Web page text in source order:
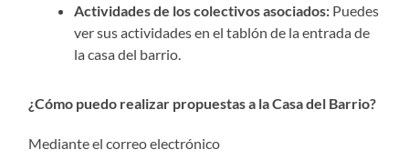
Actividades de los colectivos asociados: Puedes
ver sus actividades en el tablón de la entrada de
la casa del barrio.
¿Cómo puedo realizar propuestas a la Casa del Barrio?
Mediante el correo electrónico